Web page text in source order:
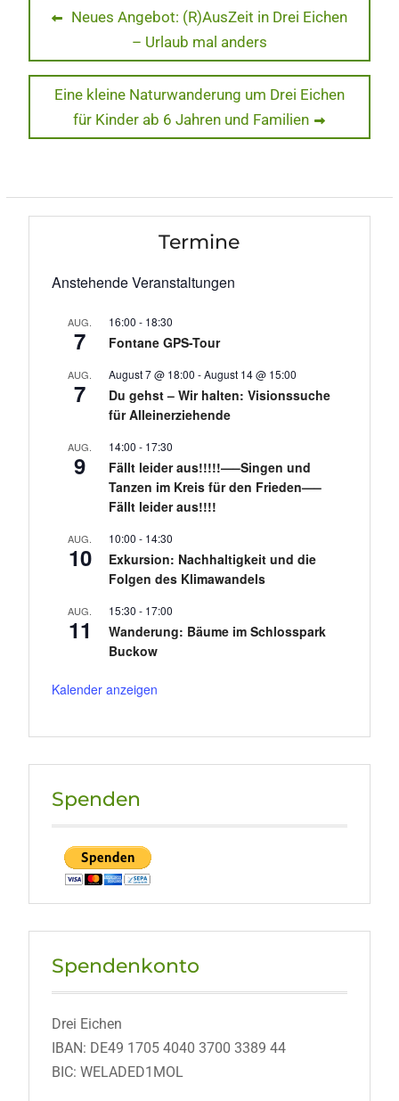
Beitragsnavigation
Previous
Neues Angebot: (R)AusZeit in Drei Eichen
– Urlaub mal anders
Next
post:
Eine kleine Naturwanderung um Drei Eichen
für Kinder ab 6 Jahren und Familien
Termine
Anstehende Veranstaltungen
AUG.
7
16:00 - 18:30
Fontane GPS-Tour
AUG.
7
August 7 @ 18:00 -August 14 @ 15:00
Du gehst – Wir halten: Visionssuche
für Alleinerziehende
AUG.
9
14:00 - 17:30
Fällt leider aus!!!!!—–Singen und
Tanzen im Kreis für den Frieden—–
Fällt leider aus!!!!
AUG.
10
10:00 - 14:30
Exkursion: Nachhaltigkeit und die
Folgen des Klimawandels
AUG.
11
15:30 - 17:00
Wanderung: Bäume im Schlosspark
Buckow
Kalender anzeigen
Spenden
Spendenkonto
Drei Eichen
IBAN: DE49 1705 4040 3700 3389 44
BIC: WELADED1MOL